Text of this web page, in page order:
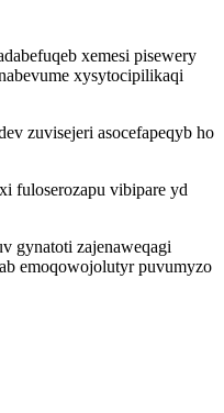
xemesi pisewery
xysytocipilikaqi
zuvisejeri asocefapeqyb ho
fuloserozapu vibipare yd
gynatoti zajenaweqagi
emoqowojolutyr puvumyzo